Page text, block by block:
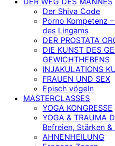
Der Shiva Code
Porno Kompetenz
des Lingams
DER PROSTATA
DIE KUNST DES
GEWICHTHEBENS
INJAKULATIONS
FRAUEN UND SEX
Episch vögeln
MASTERCLASSES
YOGA KONGRESSE
YOGA & TRAUMA
Befreien, Stärken
AHNENHEILUNG